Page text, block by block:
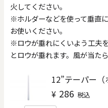
火してください。
※ホルダーなどを使って垂直
お使いください。
※ロウが垂れにくいよう工夫
とロウが垂れます。風が当た
12”テーパー
¥ 286 税込